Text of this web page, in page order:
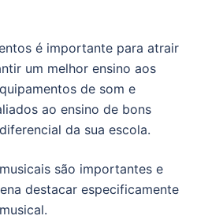
é importante para atrair
um melhor ensino aos
de som e
ao ensino de bons
da sua escola.
são importantes e
destacar especificamente